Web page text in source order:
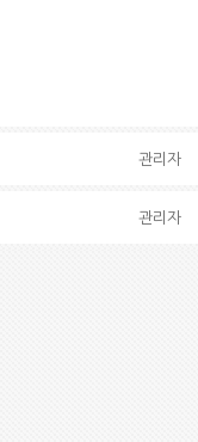
관리자
관리자